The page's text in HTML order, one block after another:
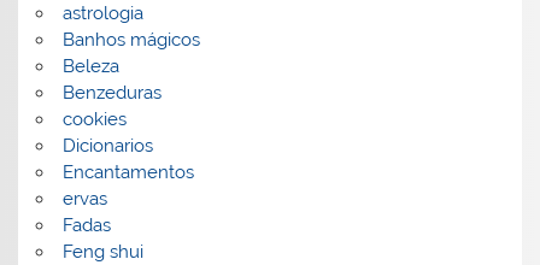
astrologia
Banhos mágicos
Beleza
Benzeduras
cookies
Dicionarios
Encantamentos
ervas
Fadas
Feng shui